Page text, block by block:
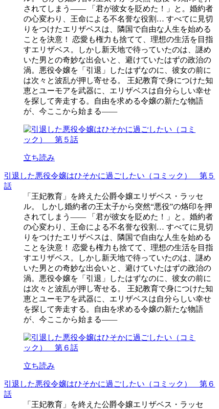
されてしまう―― 「君が彼女を貶めた！」と。婚約者
の心変わり、王命による不名誉な役割… すべてに見切
りをつけたエリザベスは、隣国で自由な人生を始める
ことを決意！ 恋愛も権力も捨てて、理想の生活を目指
すエリザベス。しかし新天地で待っていたのは、謎め
いた男との奇妙な出会いと、避けていたはずの政治の
渦。悪役令嬢を「引退」したはずなのに、彼女の前に
は次々と波乱が押し寄せる。 王妃教育で身につけた知
恵とユーモアを武器に、エリザベスは自分らしい幸せ
を探して奔走する。自由を求める令嬢の新たな物語
が、今ここから始まる――
立ち読み
引退した悪役令嬢はひそかに過ごしたい（コミック） 第５
話
「王妃教育」を終えた公爵令嬢エリザベス・ラッセ
ル。 しかし婚約者の王太子から突然“悪役”の烙印を押
されてしまう―― 「君が彼女を貶めた！」と。婚約者
の心変わり、王命による不名誉な役割… すべてに見切
りをつけたエリザベスは、隣国で自由な人生を始める
ことを決意！ 恋愛も権力も捨てて、理想の生活を目指
すエリザベス。しかし新天地で待っていたのは、謎め
いた男との奇妙な出会いと、避けていたはずの政治の
渦。悪役令嬢を「引退」したはずなのに、彼女の前に
は次々と波乱が押し寄せる。 王妃教育で身につけた知
恵とユーモアを武器に、エリザベスは自分らしい幸せ
を探して奔走する。自由を求める令嬢の新たな物語
が、今ここから始まる――
立ち読み
引退した悪役令嬢はひそかに過ごしたい（コミック） 第６
話
「王妃教育」を終えた公爵令嬢エリザベス・ラッセ